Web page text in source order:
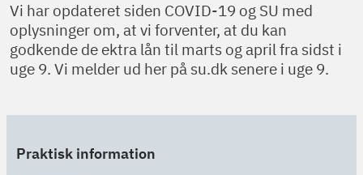
Vi har opdateret siden COVID-19 og SU med
oplysninger om, at vi forventer, at du kan
godkende de ektra lån til marts og april fra sidst i
uge 9. Vi melder ud her på su.dk senere i uge 9.
Praktisk information